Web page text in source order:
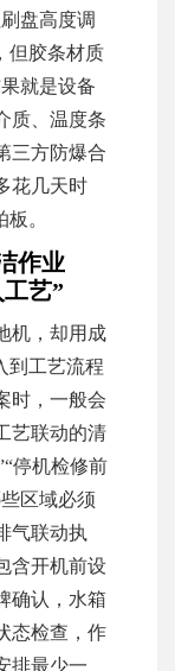
盘高度调
但胶条材质
就是设备
质、温度条
三方防爆合
花几天时
。
作业
艺”
机，却用成
到工艺流程
时，一般会
艺联动的清
停机检修前
区域必须
气联动执
含开机前设
确认，水箱
态检查，作
排最少一